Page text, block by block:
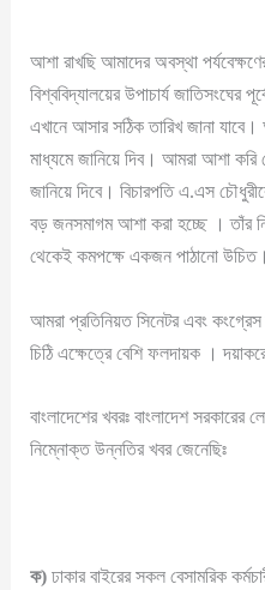
আশা রাখছি আমাদের অবস্থা
বিশ্ববিদ্যালয়ের উপাচার্য জাতিসংঘের
এখানে আসার সঠিক তারিখ জানা
মাধ্যমে জানিয়ে দিব। আমরা আশা
জানিয়ে দিবে। বিচারপতি এ.এস
বড় জনসমাগম আশা করা হচ্ছে । তাঁর
থেকেই কমপক্ষে একজন পাঠানো উচিত।
আমরা প্রতিনিয়ত সিনেটর এবং কংগ্রেস
চিঠি এক্ষেত্রে বেশি ফলদায়ক ।
বাংলাদেশের খবরঃ বাংলাদেশ
নিম্নোক্ত উন্নতির খবর জেনেছিঃ
ক)ঢাকার বাইরের সকল বেসামরিক